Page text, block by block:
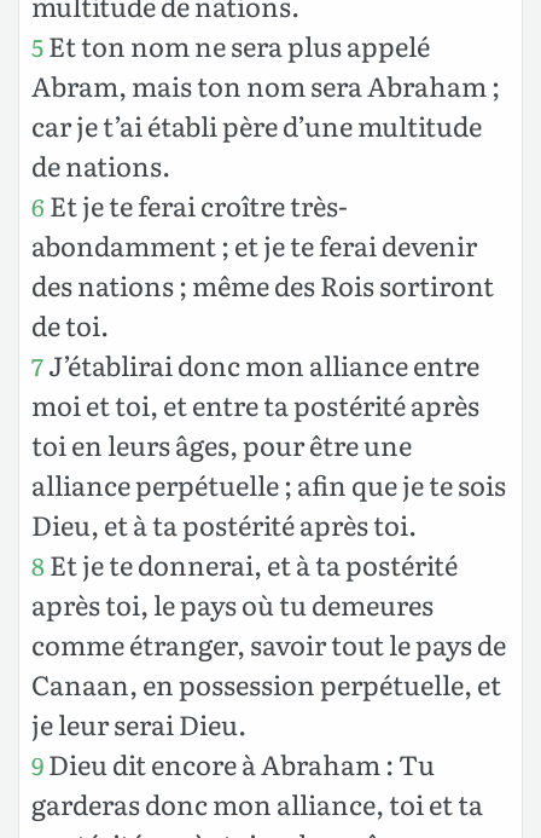
5Et ton nom ne sera plus appelé
Abram, mais ton nom sera Abraham ;
car je t’ai établi père d’une multitude
de nations.
6 Et je te ferai croître très-
abondamment ; et je te ferai devenir
des nations ; même des Rois sortiront
de toi.
7J’établirai donc mon alliance entre
moi et toi, et entre ta postérité après
toi en leurs âges, pour être une
alliance perpétuelle ; afin que je te sois
Dieu, et à ta postérité après toi.
8Et je te donnerai, et à ta postérité
après toi, le pays où tu demeures
comme étranger, savoir tout le pays de
Canaan, en possession perpétuelle, et
je leur serai Dieu.
9Dieu dit encore à Abraham : Tu
garderas donc mon alliance, toi et ta